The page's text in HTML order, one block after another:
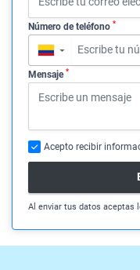
Número de teléfono *
▼
Mensaje *
Acepto recibir
Al enviar tus datos aceptas